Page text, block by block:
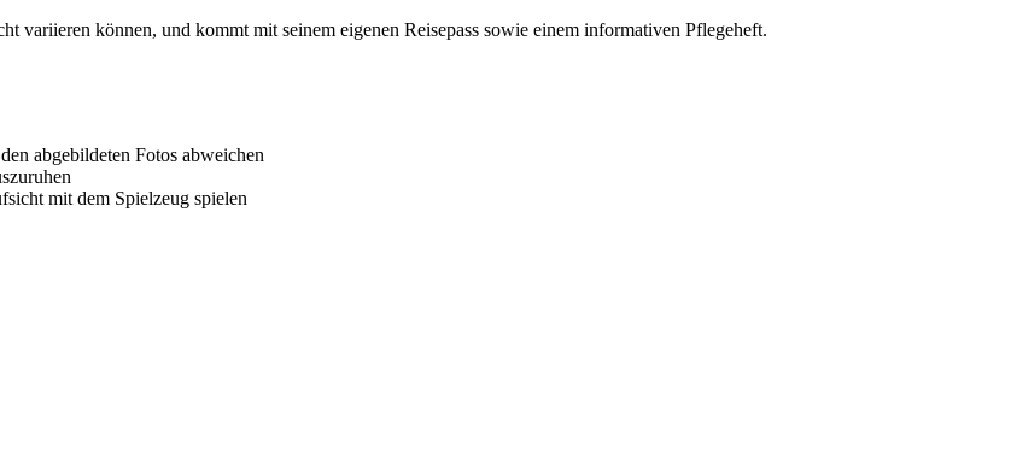
können, und kommt mit seinem eigenen Reisepass sowie einem informativen Pflegeheft.
abgebildeten Fotos abweichen
mit dem Spielzeug spielen